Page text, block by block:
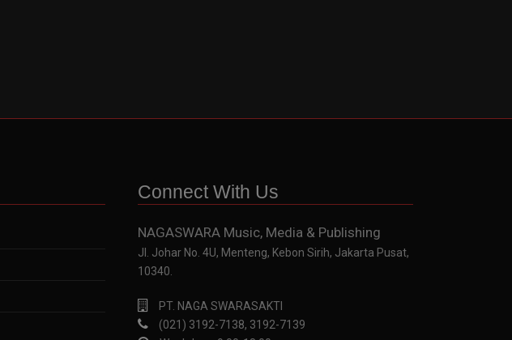
Connect With Us
NAGASWARA Music, Media & Publishing
Jl. Johar No. 4U, Menteng, Kebon Sirih, Jakarta Pusat,
10340.
PT. NAGA SWARASAKTI
(021) 3192-7138, 3192-7139